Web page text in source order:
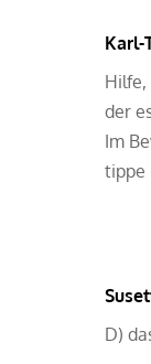
Karl-
Hilfe,
der
Im
tippe
D)